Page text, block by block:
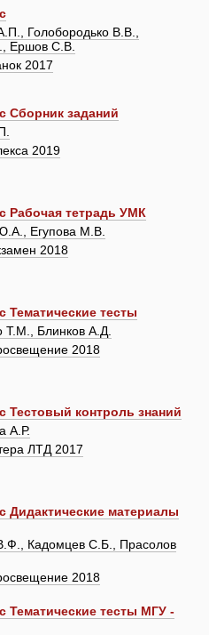
Голобородько B.В.,
Ершов C.В.
2017
Сборник заданий
2019
Рабочая тетрадь УМК
Егупова М.В.
2018
Тематические тесты
Т.М., Блинков А.Д.
2018
Тестовый контроль знаний
А.Р.
ЛТД 2017
Дидактические материалы
Кадомцев С.Б., Прасолов
2018
Тематические тесты МГУ -